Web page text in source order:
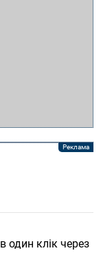
один клік через